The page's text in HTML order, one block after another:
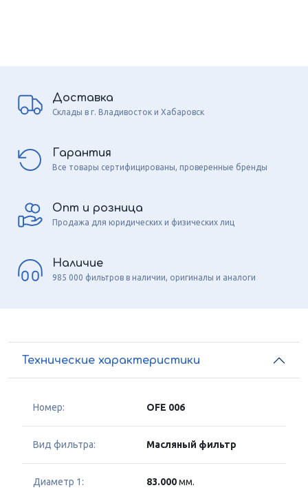
Доставка
Склады в г. Владивосток и Хабаровск
Гарантия
Все товары сертифицированы, проверенные бренды
Опт и розница
Продажа для юридических и физических лиц
Наличие
985 000 фильтров в наличии, оригиналы и аналоги
Технические характеристики
Номер: OFE 006
Вид фильтра: Масляный фильтр
Диаметр 1: 83.000мм.